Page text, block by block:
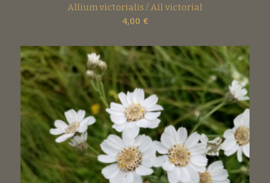
Allium victorialis / Ail victorial
4,00 €